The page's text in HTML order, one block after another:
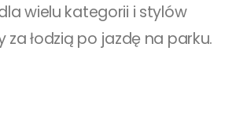
wielu kategorii i stylów
za łodzią po jazdę na parku.